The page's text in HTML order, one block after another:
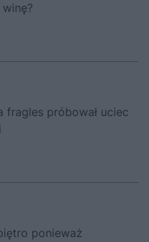
fragles próbował uciec
ponieważ